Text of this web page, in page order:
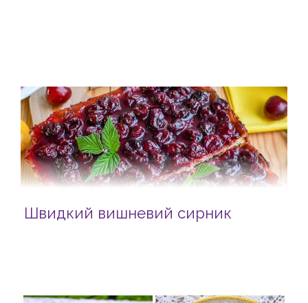
Швидкий вишневий сирник